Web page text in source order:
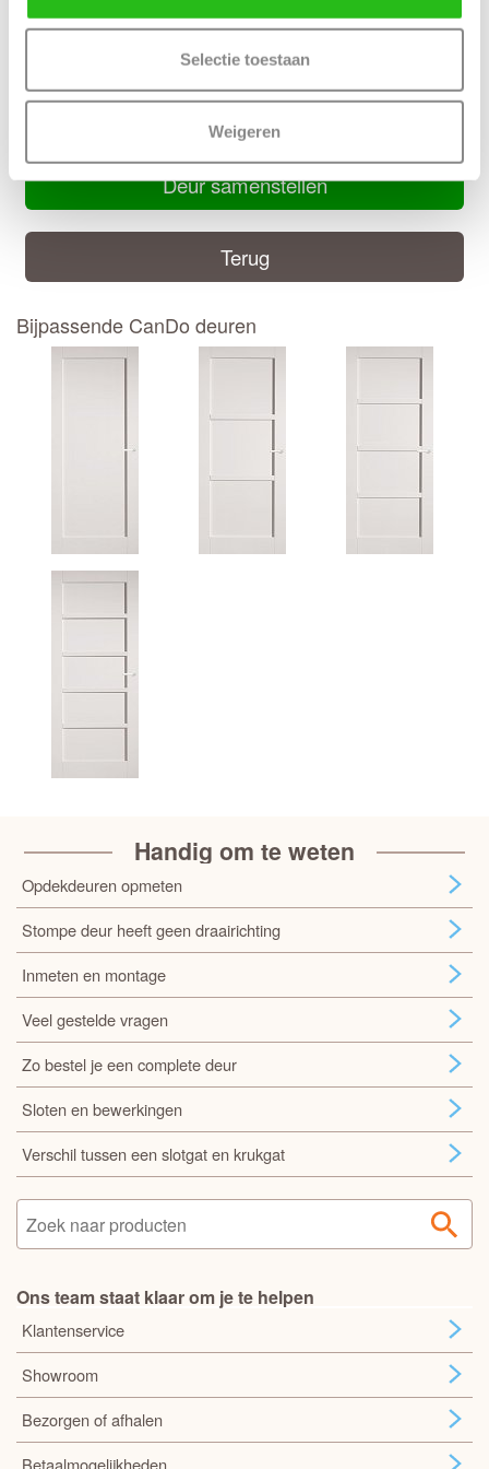
Selectie toestaan
Weigeren
bovendorpel 10 mm
Handige CanDo montage handleiding
CanDo montage handleiding
Deur samenstellen
Terug
Bijpassende CanDo deuren
Handig om te weten
Opdekdeuren opmeten
Stompe deur heeft geen draairichting
Inmeten en montage
Veel gestelde vragen
Zo bestel je een complete deur
Sloten en bewerkingen
Verschil tussen een slotgat en krukgat
Ons team staat klaar om je te helpen
Klantenservice
Showroom
Bezorgen of afhalen
Betaalmogelijkheden